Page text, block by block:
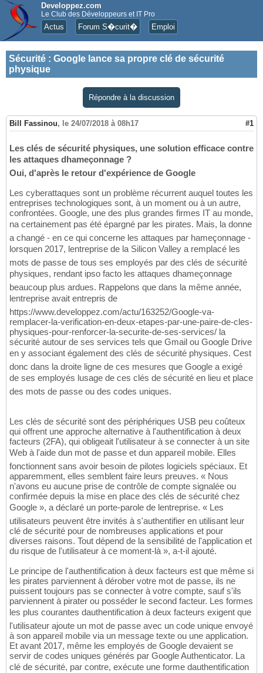
Developpez.com
Le Club des Développeurs et IT Pro
Actus Forum S�curit� Emploi
Sécurité : Google lance sa propre clé de sécurité
physique
Répondre à la discussion
Bill Fassinou, le 24/07/2018 à 08h17 #1
Les clés de sécurité physiques, une solution efficace contre
les attaques dhameçonnage ?
Oui, d'après le retour d'expérience de Google
Les cyberattaques sont un problème récurrent auquel toutes les
entreprises technologiques sont, à un moment ou à un autre,
confrontées. Google, une des plus grandes firmes IT au monde,
na certainement pas été épargné par les pirates. Mais, la donne
a changé - en ce qui concerne les attaques par hameçonnage -
lorsquen 2017, lentreprise de la Silicon Valley a remplacé les
mots de passe de tous ses employés par des clés de sécurité
physiques, rendant ipso facto les attaques dhameçonnage
beaucoup plus ardues. Rappelons que dans la même année,
lentreprise avait entrepris de
https://www.developpez.com/actu/163252/Google-va-
remplacer-la-verification-en-deux-etapes-par-une-paire-de-cles-
physiques-pour-renforcer-la-securite-de-ses-services/ la
sécurité autour de ses services tels que Gmail ou Google Drive
en y associant également des clés de sécurité physiques. Cest
donc dans la droite ligne de ces mesures que Google a exigé
de ses employés lusage de ces clés de sécurité en lieu et place
des mots de passe ou des codes uniques.
Les clés de sécurité sont des périphériques USB peu coûteux
qui offrent une approche alternative à l'authentification à deux
facteurs (2FA), qui obligeait l'utilisateur à se connecter à un site
Web à l'aide dun mot de passe et dun appareil mobile. Elles
fonctionnent sans avoir besoin de pilotes logiciels spéciaux. Et
apparemment, elles semblent faire leurs preuves. « Nous
n'avons eu aucune prise de contrôle de compte signalée ou
confirmée depuis la mise en place des clés de sécurité chez
Google », a déclaré un porte-parole de lentreprise. « Les
utilisateurs peuvent être invités à s'authentifier en utilisant leur
clé de sécurité pour de nombreuses applications et pour
diverses raisons. Tout dépend de la sensibilité de l'application et
du risque de l'utilisateur à ce moment-là », a-t-il ajouté.
Le principe de l'authentification à deux facteurs est que même si
les pirates parviennent à dérober votre mot de passe, ils ne
puissent toujours pas se connecter à votre compte, sauf s'ils
parviennent à pirater ou posséder le second facteur. Les formes
les plus courantes dauthentification à deux facteurs exigent que
l'utilisateur ajoute un mot de passe avec un code unique envoyé
à son appareil mobile via un message texte ou une application.
Et avant 2017, même les employés de Google devaient se
servir de codes uniques générés par Google Authenticator. La
clé de sécurité, par contre, exécute une forme dauthentification